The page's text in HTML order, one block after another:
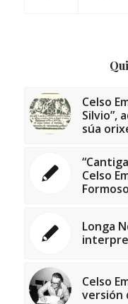
Celso
Silvio”,
súa
Celso
Formoso
Longa
Celso
versión